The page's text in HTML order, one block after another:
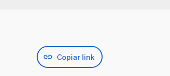
Copiar link